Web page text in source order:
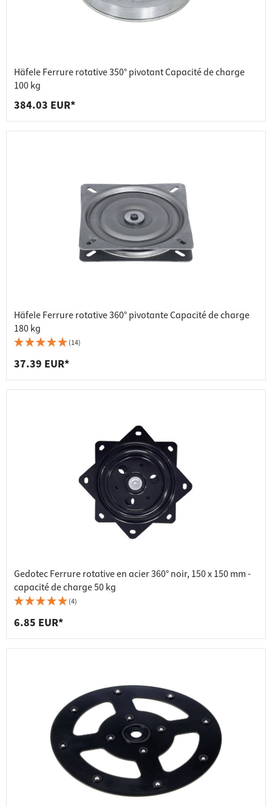
Häfele Ferrure rotative 350° pivotant Capacité de charge
100 kg
384.03 EUR*
Häfele Ferrure rotative 360° pivotante Capacité de charge
180 kg
(14)
37.39 EUR*
Gedotec Ferrure rotative en acier 360° noir, 150 x 150 mm -
capacité de charge 50 kg
(4)
6.85 EUR*